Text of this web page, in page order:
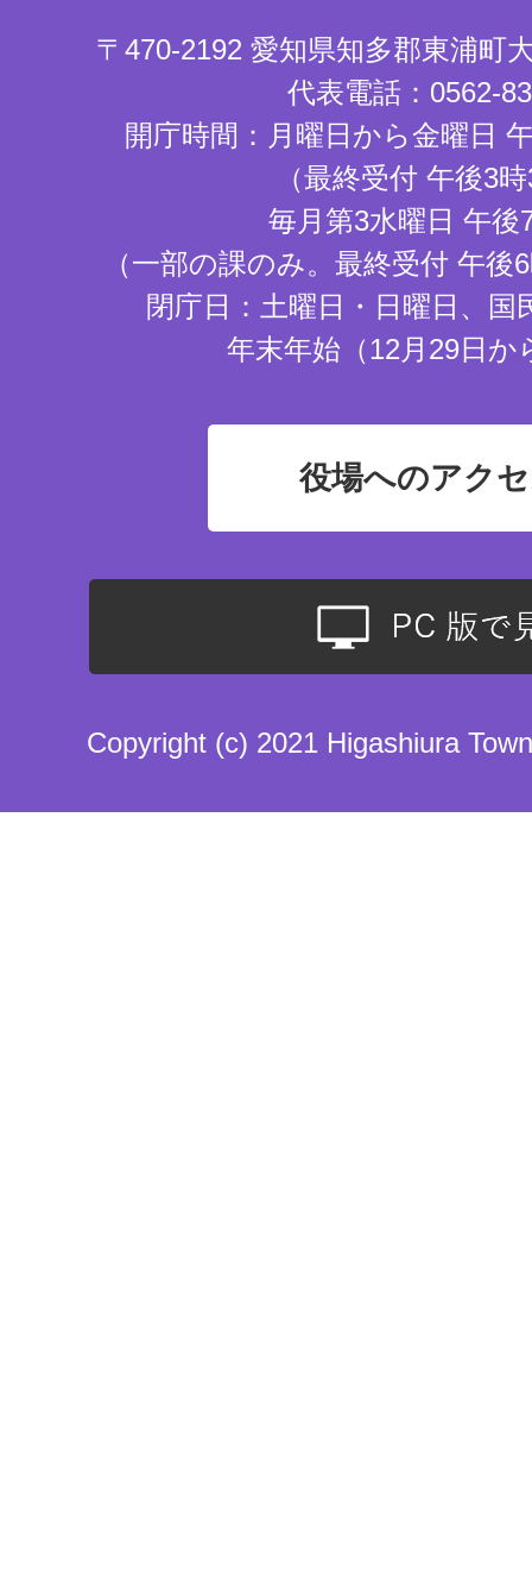
〒470-2192 愛知県知多郡東浦町
代表電話：0562-
開庁時間：月曜日から金曜日
（最終受付 午後3
毎月第3水曜日 午後
（一部の課のみ。最終受付 午
閉庁日：土曜日・日曜日、国
年末年始（12月29日か
役場へのアク
Copyright (c) 2021 Higashiura